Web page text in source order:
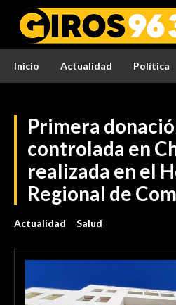
Inicio Actualidad Política
Primera
controlada en
realizada en el
Regional de
Actualidad Salud